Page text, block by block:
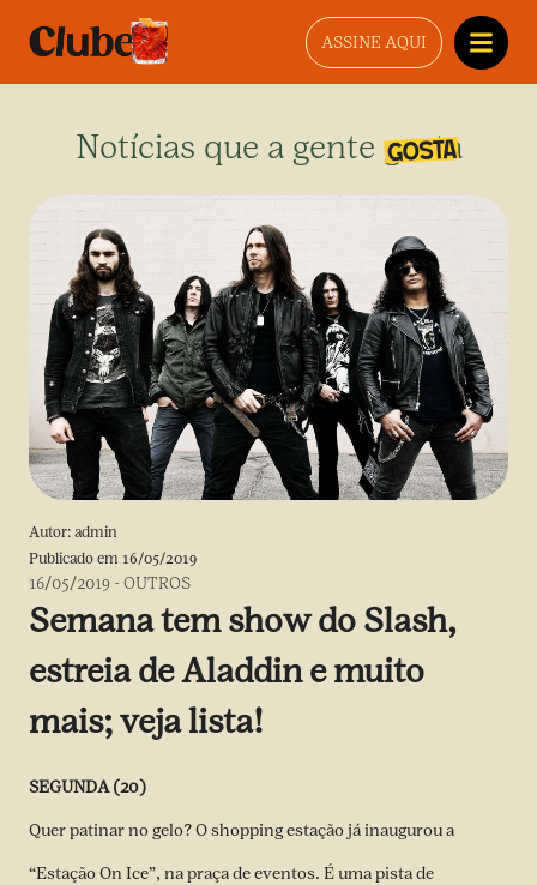
ASSINE AQUI
Notícias que a gente gosta
Autor: admin
Publicado em 16/05/2019
16/05/2019 -OUTROS
Semana tem show do Slash,
estreia de Aladdin e muito
mais; veja lista!
SEGUNDA (20)
Quer patinar no gelo? O shopping estação já inaugurou a
“Estação On Ice”, na praça de eventos. É uma pista de